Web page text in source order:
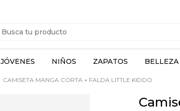
JÓVENES NIÑOS ZAPATOS BELLEZA
CAMISETA MANGA CORTA + FALDA LITTLE KIDDO